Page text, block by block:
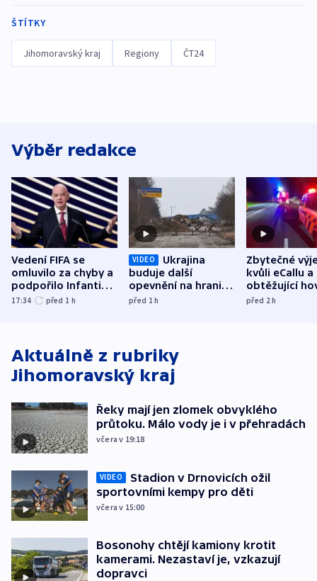
ŠTÍTKY
Jihomoravský kraj Regiony ČT24
Výběr redakce
Vedení FIFA se
omluvilo za chyby a
podpořilo Infantina.
UEFA trvá na
17:34 před 1 h
VIDEO
Ukrajina
buduje další
opevnění na hranici
s Běloruskem
před 1h
Zbytečné
kvůli eCallu a
obtěžující
zdržují
před 2h
Aktuálně z rubriky
Jihomoravský kraj
Řeky mají jen zlomek obvyklého
průtoku. Málo vody je i v přehradách
včera v 19:18
VIDEO
Stadion v Drnovicích ožil
sportovními kempy pro děti
včera v 15:00
Bosonohy chtějí kamiony krotit
kamerami. Nezastaví je, vzkazují
dopravci